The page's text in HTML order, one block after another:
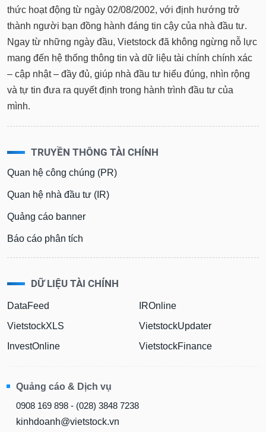
thức hoạt động từ ngày 02/08/2002, với định hướng trở
thành người bạn đồng hành đáng tin cậy của nhà đầu tư.
Ngay từ những ngày đầu, Vietstock đã không ngừng nỗ lực
mang đến hệ thống thông tin và dữ liệu tài chính chính xác
– cập nhật – đầy đủ, giúp nhà đầu tư hiểu đúng, nhìn rộng
và tự tin đưa ra quyết định trong hành trình đầu tư của
mình.
TRUYỀN THÔNG TÀI CHÍNH
Quan hệ công chúng (PR)
Quan hệ nhà đầu tư (IR)
Quảng cáo banner
Báo cáo phân tích
DỮ LIỆU TÀI CHÍNH
DataFeed
VietstockXLS
InvestOnline
IROnline
VietstockUpdater
VietstockFinance
Quảng cáo & Dịch vụ
0908 169 898 - (028) 3848 7238
kinhdoanh@vietstock.vn